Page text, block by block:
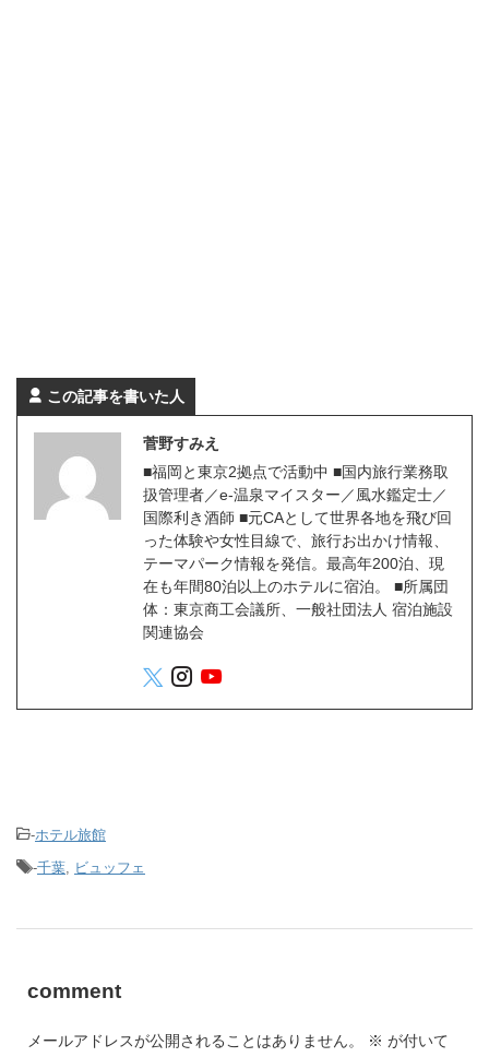
この記事を書いた人
菅野すみえ
■福岡と東京2拠点で活動中 ■国内旅行業務取
扱管理者／e-温泉マイスター／風水鑑定士／
国際利き酒師 ■元CAとして世界各地を飛び回
った体験や女性目線で、旅行お出かけ情報、
テーマパーク情報を発信。最高年200泊、現
在も年間80泊以上のホテルに宿泊。 ■所属団
体：東京商工会議所、一般社団法人 宿泊施設
関連協会
-ホテル旅館
-千葉, ビュッフェ
comment
メールアドレスが公開されることはありません。 ※ が付いて